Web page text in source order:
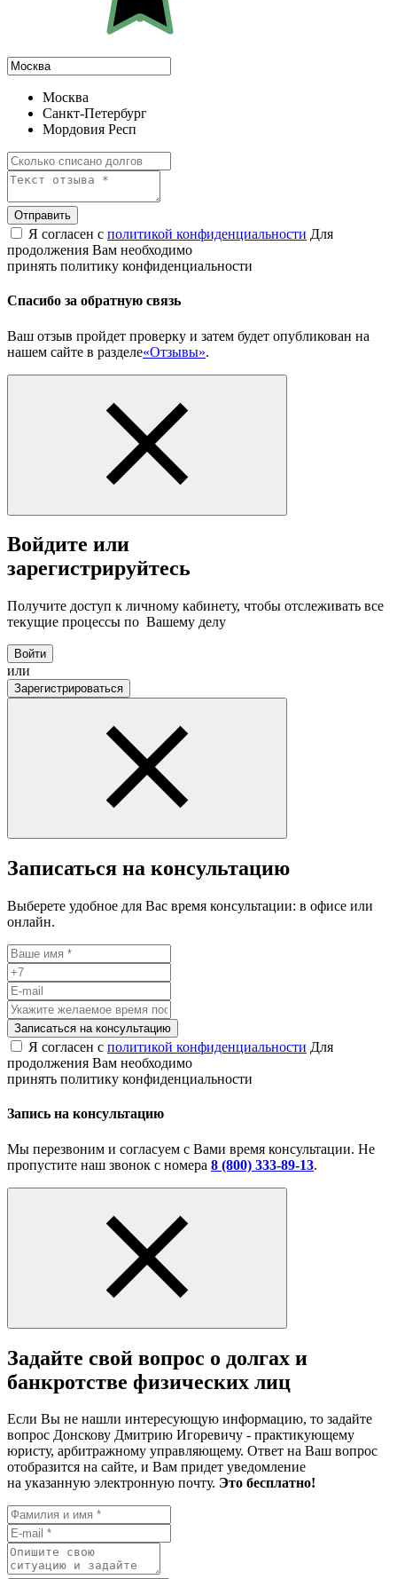
Москва
Санкт-Петербург
Мордовия Респ
Отправить
Я согласен с политикой конфиденциальности Для
продолжения Вам необходимо
принять политику конфиденциальности
Спасибо за обратную связь
Ваш отзыв пройдет проверку и затем будет опубликован на
нашем сайте в разделе«Отзывы».
Войдите или
зарегистрируйтесь
Получите доступ к личному кабинету, чтобы отслеживать все
текущие процессы по Вашему делу
Войти
или
Зарегистрироваться
Записаться на консультацию
Выберете удобное для Вас время консультации: в офисе или
онлайн.
Записаться на консультацию
Я согласен с политикой конфиденциальности Для
продолжения Вам необходимо
принять политику конфиденциальности
Запись на консультацию
Мы перезвоним и согласуем с Вами время консультации. Не
пропустите наш звонок с номера 8 (800) 333-89-13.
Задайте свой вопрос о долгах и
банкротстве физических лиц
Если Вы не нашли интересующую информацию, то задайте
вопрос Донскову Дмитрию Игоревичу - практикующему
юристу, арбитражному управляющему. Ответ на Ваш вопрос
отобразится на сайте, и Вам придет уведомление
на указанную электронную почту. Это бесплатно!